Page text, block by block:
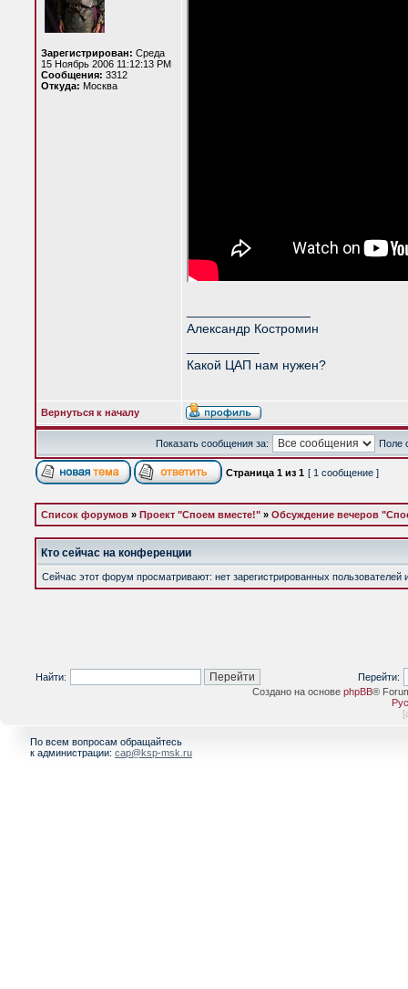
Зарегистрирован: Среда
15 Ноябрь 2006 11:12:13 PM
Сообщения: 3312
Откуда: Москва
Александр Костромин
Какой ЦАП нам нужен?
Вернуться к началу
Показать сообщения за: Поле
Страница 1 из 1 [ 1 сообщение ]
Список форумов » Проект "Споем вместе!" » Обсуждение вечеров
Кто сейчас на конференции
Сейчас этот форум просматривают: нет зарегистрированных пользователей
Найти:
Перейти:
Создано на основе phpBB®
[
По всем вопросам обращайтесь
к администрации: cap@ksp-msk.ru